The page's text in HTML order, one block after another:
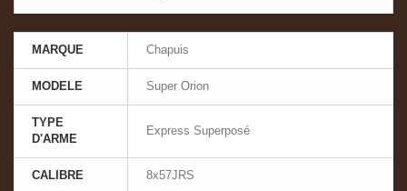
MARQUE Chapuis
MODELE Super Orion
TYPE
D'ARME
Express Superposé
CALIBRE 8x57JRS